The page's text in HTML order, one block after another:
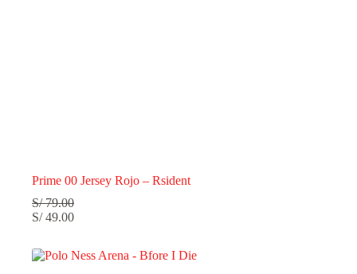
Prime 00 Jersey Rojo – Rsident
S/79.00
S/49.00